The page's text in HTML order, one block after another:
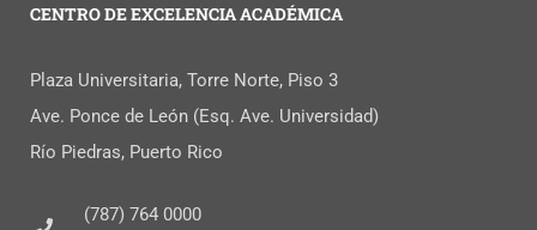
CENTRO DE EXCELENCIA ACADÉMICA
Plaza Universitaria, Torre Norte, Piso 3
Ave. Ponce de León (Esq. Ave. Universidad)
Río Piedras, Puerto Rico
(787) 764 0000